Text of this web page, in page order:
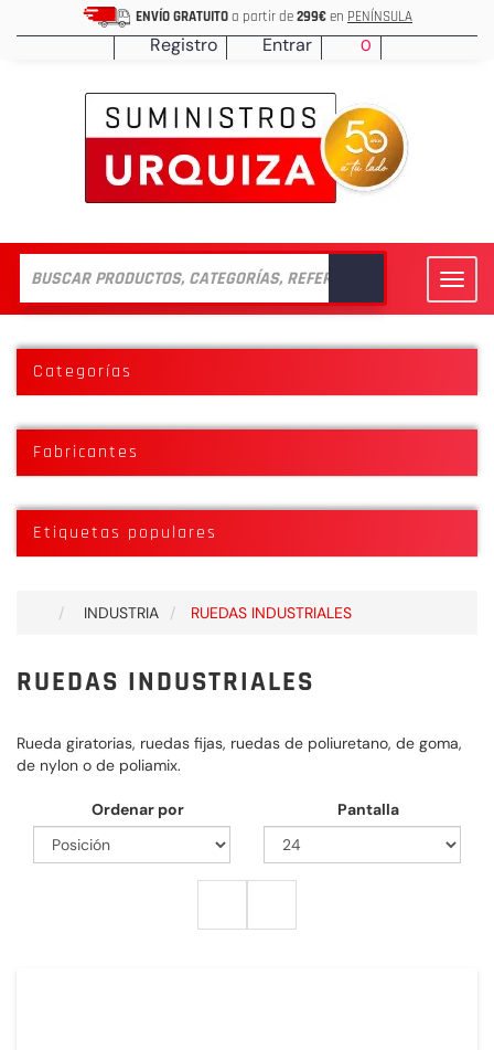
ENVÍO GRATUITOa partir de299€en PENÍNSULA
Registro Entrar 0
Categorías
Fabricantes
Etiquetas populares
INDUSTRIA RUEDAS INDUSTRIALES
RUEDAS INDUSTRIALES
Rueda giratorias, ruedas fijas, ruedas de poliuretano, de goma,
de nylon o de poliamix.
Ordenar por Pantalla